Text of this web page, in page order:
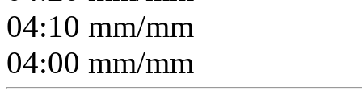
04:10 mm/mm
04:00 mm/mm